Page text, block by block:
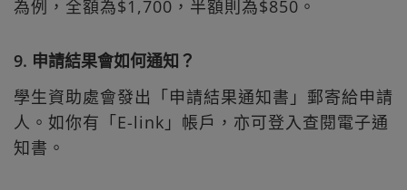
為例，全額為$1,700，半額則為$850。
9. 申請結果會如何通知？
學生資助處會發出「申請結果通知書」郵寄給申請
人。如你有「E-link」帳戶，亦可登入查閱電子通
知書。